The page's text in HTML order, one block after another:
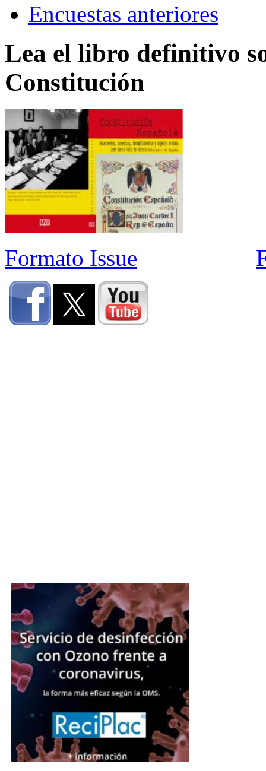
Encuestas anteriores
Lea el libro definitivo
Constitución
Formato Issue